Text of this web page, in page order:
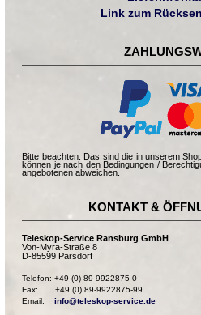
Link zum
Bitte beachten: Das sind die in unserem
können je nach den Bedingungen /
angebotenen abweichen.
KONTAKT &
Teleskop-Service Ransburg GmbH
Von-Myra-Straße 8
D-85599 Parsdorf
Telefon: +49 (0) 89-9922875-0
Fax:       +49 (0) 89-9922875-99
Email: info@teleskop-service.de